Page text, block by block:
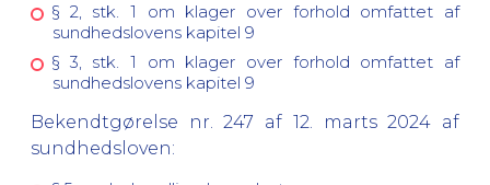
§ 2, stk. 1 om klager over forhold omfattet af
sundhedslovens kapitel 9
§ 3, stk. 1 om klager over forhold omfattet af
sundhedslovens kapitel 9
Bekendtgørelse nr. 247 af 12. marts 2024 af
sundhedsloven: